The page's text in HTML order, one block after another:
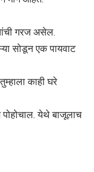
गरज असेल.
सोडून एक पायवाट
काही घरे
पोहोचाल. येथे बाजूलाच